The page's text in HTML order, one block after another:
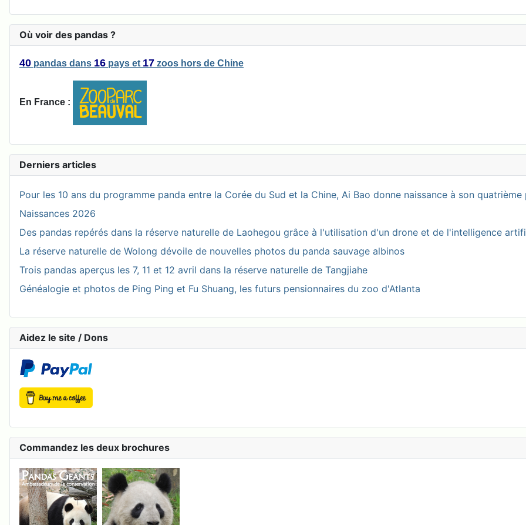
Où voir des pandas ?
40 pandas dans 16 pays et 17 zoos hors de Chine
En France :
Derniers articles
Pour les 10 ans du programme panda entre la Corée du Sud et la Chine, Ai Bao donne naissance à son
Naissances 2026
Des pandas repérés dans la réserve naturelle de Laohegou grâce à l'utilisation d'un drone et de l'intelligence
La réserve naturelle de Wolong dévoile de nouvelles photos du panda sauvage albinos
Trois pandas aperçus les 7, 11 et 12 avril dans la réserve naturelle de Tangjiahe
Généalogie et photos de Ping Ping et Fu Shuang, les futurs pensionnaires du zoo d'Atlanta
Aidez le site / Dons
Commandez les deux brochures